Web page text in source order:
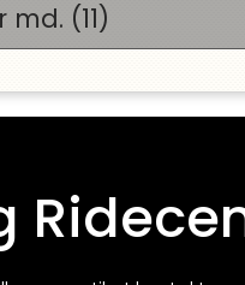
md. (11)